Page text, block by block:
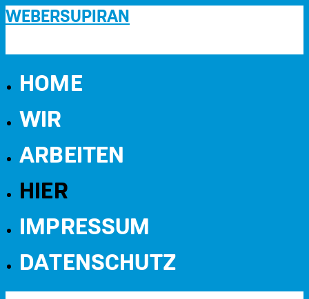
WEBERSUPIRAN
HOME
WIR
ARBEITEN
HIER
IMPRESSUM
DATENSCHUTZ